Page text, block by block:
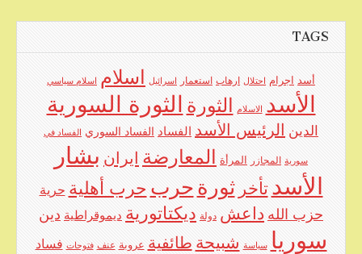
TAGS
أسد اجرام احتلال ارهاب استعمار اسرائيل اسلام اسلام سياسي
الأسد الاسلام الثورة الثورة السورية
الدين الرئيس الأسد الفساد الفساد السوري الفساد في
سورية المجازر المرأة المعارضة ايران بشار
الأسد تأخر ثورة حرب حرب أهلية حرية
حزب الله داعش دولة ديكتاتورية ديموقراطية دين
سوريا سياسة شبيحة طائفية عروبة عنف فتوحات فساد